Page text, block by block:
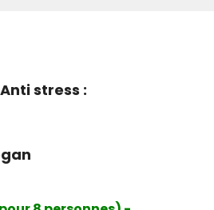
stress :